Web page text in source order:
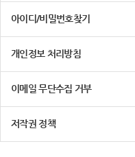
아이디/비밀번호찾기
개인정보 처리방침
이메일 무단수집 거부
저작권 정책